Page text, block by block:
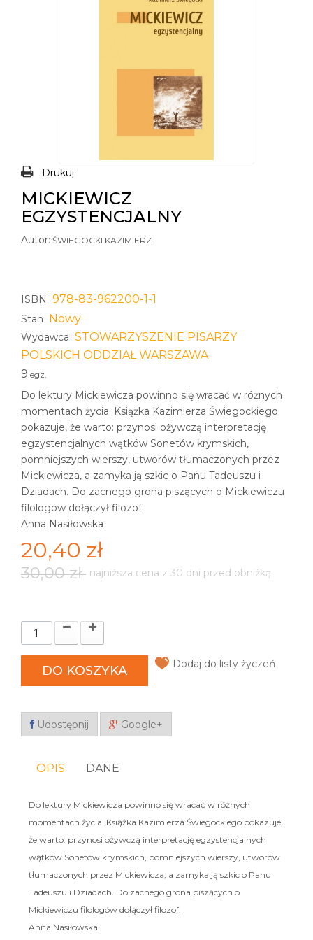
Drukuj
MICKIEWICZ
EGZYSTENCJALNY
Autor: ŚWIEGOCKI KAZIMIERZ
ISBN 978-83-962200-1-1
Stan Nowy
Wydawca STOWARZYSZENIE PISARZY
POLSKICH ODDZIAŁ WARSZAWA
9 egz.
Do lektury Mickiewicza powinno się wracać w różnych
momentach życia. Książka Kazimierza Świegockiego
pokazuje, że warto: przynosi ożywczą interpretację
egzystencjalnych wątków Sonetów krymskich,
pomniejszych wierszy, utworów tłumaczonych przez
Mickiewicza, a zamyka ją szkic o Panu Tadeuszu i
Dziadach. Do zacnego grona piszących o Mickiewiczu
filologów dołączył filozof.
Anna Nasiłowska
20,40 zł
30,00 zł najniższa cena z 30 dni przed obniżką
DO KOSZYKA Dodaj do listy życzeń
Udostępnij Google+
OPIS DANE
Do lektury Mickiewicza powinno się wracać w różnych
momentach życia. Książka Kazimierza Świegockiego pokazuje,
że warto: przynosi ożywczą interpretację egzystencjalnych
wątków Sonetów krymskich, pomniejszych wierszy, utworów
tłumaczonych przez Mickiewicza, a zamyka ją szkic o Panu
Tadeuszu i Dziadach. Do zacnego grona piszących o
Mickiewiczu filologów dołączył filozof.
Anna Nasiłowska